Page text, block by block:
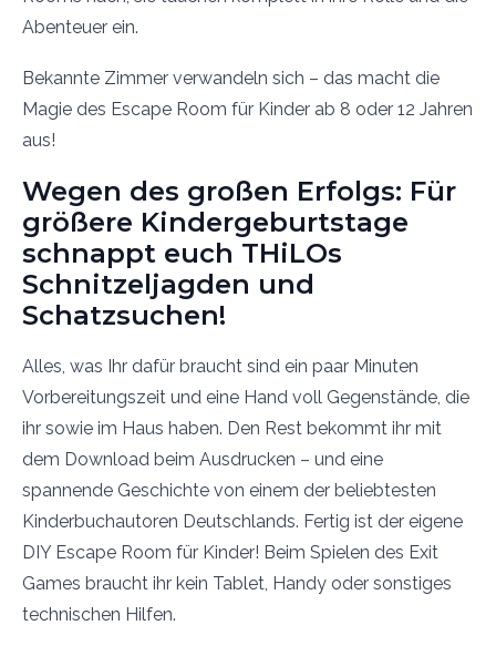
Abenteuer ein.
Bekannte Zimmer verwandeln sich – das macht die
Magie des Escape Room für Kinder ab 8 oder 12 Jahren
aus!
Wegen des großen Erfolgs: Für
größere Kindergeburtstage
schnappt euch THiLOs
Schnitzeljagden und
Schatzsuchen!
Alles, was Ihr dafür braucht sind ein paar Minuten
Vorbereitungszeit und eine Hand voll Gegenstände, die
ihr sowie im Haus haben. Den Rest bekommt ihr mit
dem Download beim Ausdrucken – und eine
spannende Geschichte von einem der beliebtesten
Kinderbuchautoren Deutschlands. Fertig ist der eigene
DIY Escape Room für Kinder! Beim Spielen des Exit
Games braucht ihr kein Tablet, Handy oder sonstiges
technischen Hilfen.